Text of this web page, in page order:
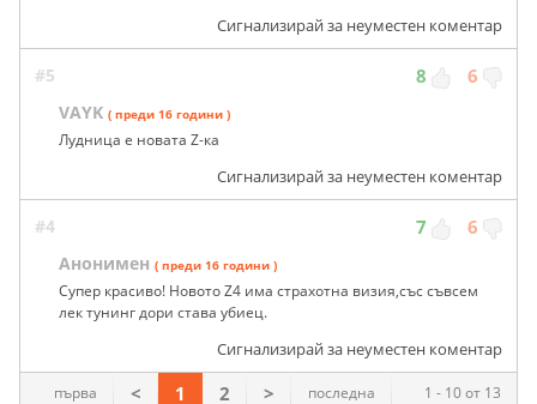
Сигнализирай за неуместен коментар
#5 8 6
VAYK ( преди 16 години )
Лудница е новата Z-ка
Сигнализирай за неуместен коментар
#4 7 6
Анонимен ( преди 16 години )
Супер красиво! Новото Z4 има страхотна визия,със съвсем
лек тунинг дори става убиец.
Сигнализирай за неуместен коментар
1 - 10 от 13
първа < 1 2 > последна